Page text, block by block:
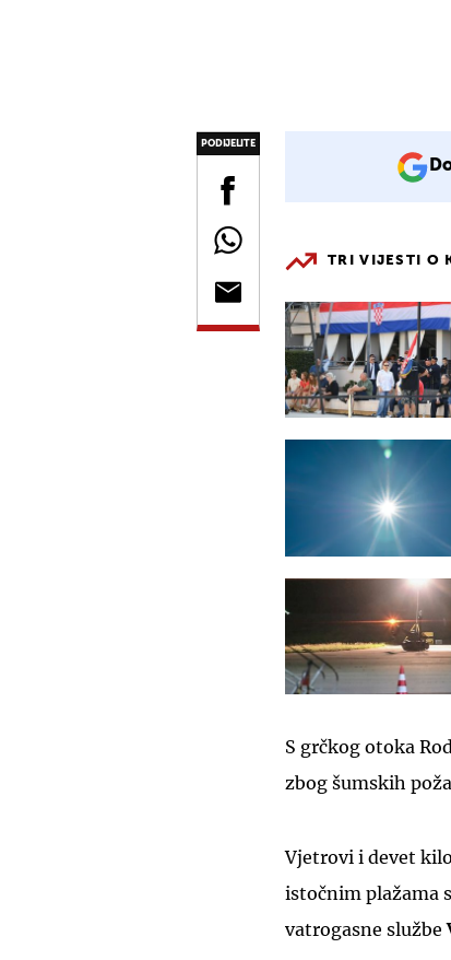
PODIJELITE
TRI VIJESTI O
S grčkog otoka
zbog šumskih
Vjetrovi i devet
istočnim plažama
vatrogasne službe